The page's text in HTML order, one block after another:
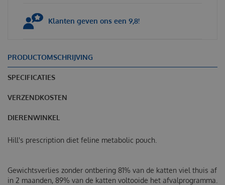
Klanten geven ons een 9,8!
PRODUCTOMSCHRIJVING
SPECIFICATIES
VERZENDKOSTEN
DIERENWINKEL
Hill's prescription diet feline metabolic pouch.
Gewichtsverlies zonder ontbering 81% van de katten viel thuis af
in 2 maanden, 89% van de katten voltooide het afvalprogramma.